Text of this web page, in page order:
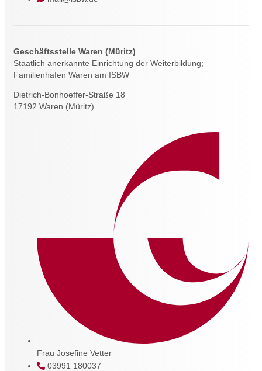
Geschäftsstelle Waren (Müritz)
Staatlich anerkannte Einrichtung der Weiterbildung;
Familienhafen Waren am ISBW
Dietrich-Bonhoeffer-Straße 18
17192 Waren (Müritz)
Frau Josefine Vetter
03991 180037